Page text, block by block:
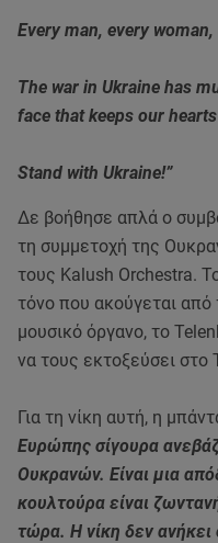
Every man, every
The war in Ukraine has
face that keeps our
Stand with Ukraine!”
Δε βοήθησε απλά ο
τη συμμετοχή της
τους Kalush Orchestra.
τόνο που ακούγεται
μουσικό όργανο, το
να τους εκτοξεύσει στο
Για τη νίκη αυτή, η
Ευρώπης σίγουρα
Ουκρανών. Είναι μια
κουλτούρα είναι
τώρα. Η νίκη δεν